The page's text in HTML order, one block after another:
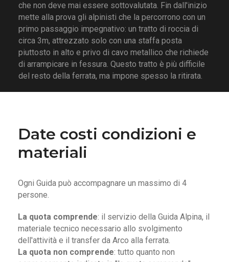
che non deve mai essere sottovalutata. Fin dall'inizio
mette alla prova gli alpinisti che la percorrono con un
primo passaggio impegnativo: un tratto di roccia di
circa 3m, attrezzato solo con una staffa posta
piuttosto in alto e privo di cavo metallico che richiede
di arrampicare in fessura. Questo tratto è più difficile
del resto della ferrata, ma impone spesso la ritirata.
Date costi condizioni e
materiali
Ogni Guida può accompagnare un massimo di 4
persone.
La quota comprende: il servizio della Guida Alpina, il
materiale tecnico necessario allo svolgimento
dell'attività e il transfer da Arco alla ferrata.
La quota non comprende: tutto quanto non